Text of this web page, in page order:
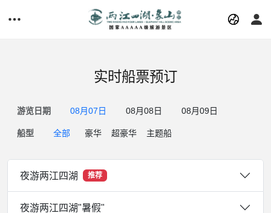
实时船票预订
游览日期 08月07日 08月08日 08月09日
船型 全部 豪华 超豪华 主题船
夜游两江四湖 推荐
夜游两江四湖"暑假"